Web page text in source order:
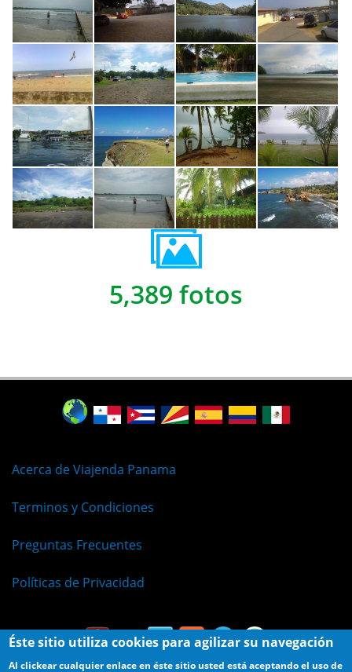
5,389 fotos
Acerca de Viajenda Panama
Terminos y Condiciones
Preguntas Frecuentes
Políticas de Privacidad
Éste sitio utiliza cookies para agilizar su navegación
Al clickear cualquier enlace en éste sitio usted está aceptando el uso de